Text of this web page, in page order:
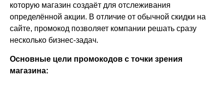
которую магазин создаёт для отслеживания
определённой акции. В отличие от обычной скидки на
сайте, промокод позволяет компании решать сразу
несколько бизнес-задач.
Основные цели промокодов с точки зрения
магазина: